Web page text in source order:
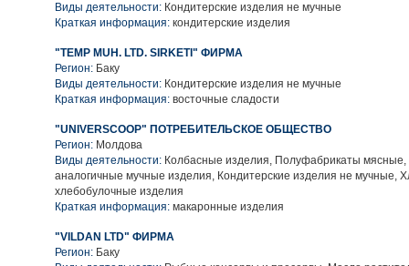
Виды деятельности: Кондитерские изделия не мучные
Краткая информация: кондитерские изделия
"TEMP MUH. LTD. SIRKETI" ФИРМА
Регион: Баку
Виды деятельности: Кондитерские изделия не мучные
Краткая информация: восточные сладости
"UNIVERSCOOP" ПОТРЕБИТЕЛЬСКОЕ ОБЩЕСТВО
Регион: Молдова
Виды деятельности: Колбасные изделия, Полуфабрикаты
аналогичные мучные изделия, Кондитерские изделия не мучные,
хлебобулочные изделия
Краткая информация: макаронные изделия
"VILDAN LTD" ФИРМА
Регион: Баку